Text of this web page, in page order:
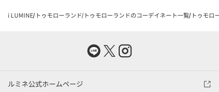
i LUMINE トゥモローランド トゥモローランドのコーデイネート一覧 トゥモロ
ルミネ公式ホームページ